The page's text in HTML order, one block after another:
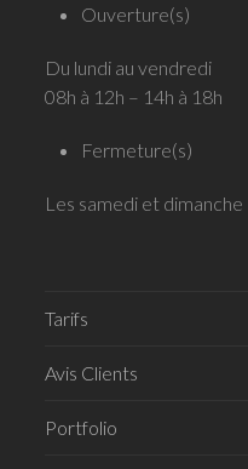
Ouverture(s)
Du lundi au vendredi
08h à 12h – 14h à 18h
Fermeture(s)
Les samedi et dimanche
Tarifs
Avis Clients
Portfolio